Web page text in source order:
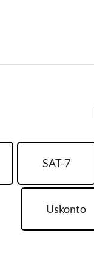
SAT-7
Uskonto